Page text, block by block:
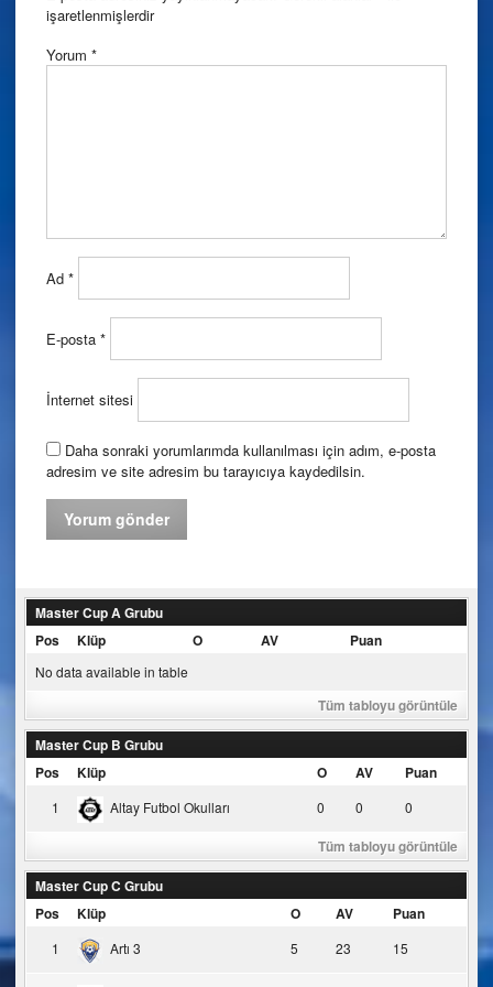
işaretlenmişlerdir
Yorum *
Ad *
E-posta *
İnternet sitesi
Daha sonraki yorumlarımda kullanılması için adım, e-posta
adresim ve site adresim bu tarayıcıya kaydedilsin.
Master Cup A Grubu
Pos
Klüp O AV Puan
No data available in table
Tüm tabloyu görüntüle
Master Cup B Grubu
Pos
Klüp O AV Puan
1 Altay Futbol Okulları 0 0 0
Tüm tabloyu görüntüle
Master Cup C Grubu
Pos
Klüp O AV Puan
1 Artı 3 5 23 15